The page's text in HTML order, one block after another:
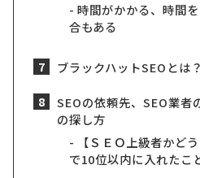
時間がかかる、時間
合もある
ブラックハットSEOとは？
SEOの依頼先、SEO業者
の探し方
【ＳＥＯ上級者かど
で10位以内に入れたこ